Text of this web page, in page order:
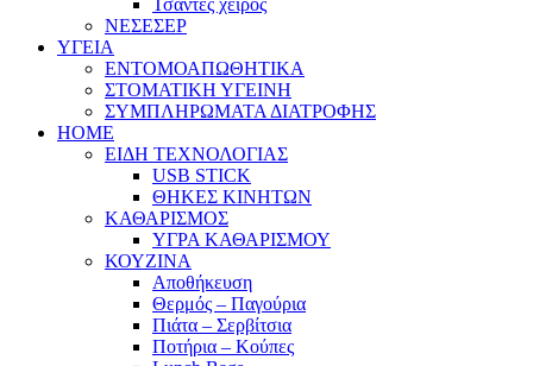
Τσάντες χειρός
ΝΕΣΕΣΕΡ
ΥΓΕΙΑ
ΕΝΤΟΜΟΑΠΩΘΗΤΙΚΑ
ΣΤΟΜΑΤΙΚΗ ΥΓΕΙΝΗ
ΣΥΜΠΛΗΡΩΜΑΤΑ ΔΙΑΤΡΟΦΗΣ
HOME
ΕΙΔΗ ΤΕΧΝΟΛΟΓΙΑΣ
USB STICK
ΘΗΚΕΣ ΚΙΝΗΤΩΝ
ΚΑΘΑΡΙΣΜΟΣ
ΥΓΡΑ ΚΑΘΑΡΙΣΜΟΥ
ΚΟΥΖΙΝΑ
Αποθήκευση
Θερμός – Παγούρια
Πιάτα – Σερβίτσια
Ποτήρια – Κούπες